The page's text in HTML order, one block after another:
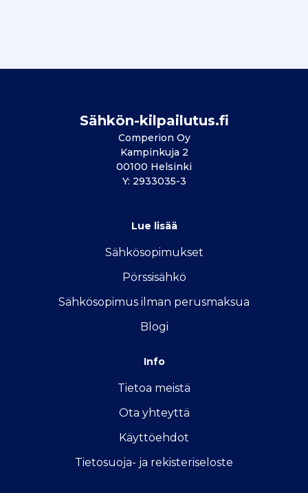
Sähkön-kilpailutus.fi
Comperion Oy
Kampinkuja 2
00100 Helsinki
Y: 2933035-3
Lue lisää
Sähkösopimukset
Pörssisähkö
Sähkösopimus ilman perusmaksua
Blogi
Info
Tietoa meistä
Ota yhteyttä
Käyttöehdot
Tietosuoja- ja rekisteriseloste